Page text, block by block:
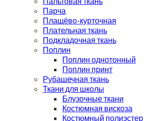
Парча
Плащёво-курточная
Плательная ткань
Подкладочная ткань
Поплин
Поплин однотонный
Поплин принт
Рубашечная ткань
Ткани для школы
Блузочные ткани
Костюмная вискоза
Костюмный полиэстер